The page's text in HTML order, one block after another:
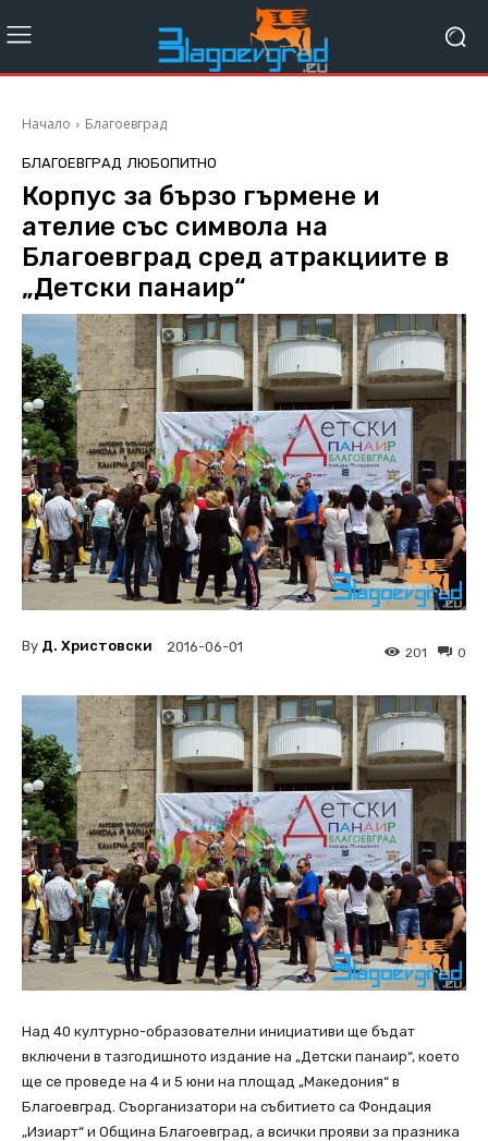
Начало Благоевград
БЛАГОЕВГРАД ЛЮБОПИТНО
Корпус за бързо гърмене и
ателие със символа на
Благоевград сред атракциите в
„Детски панаир“
By Д. Христовски 2016-06-01 0
201
Над 40 културно-образователни инициативи ще бъдат
включени в тазгодишното издание на „Детски панаир“, което
ще се проведе на 4 и 5 юни на площад „Македония“ в
Благоевград. Съорганизатори на събитието са Фондация
„Изиарт“ и Община Благоевград, а всички прояви за празника